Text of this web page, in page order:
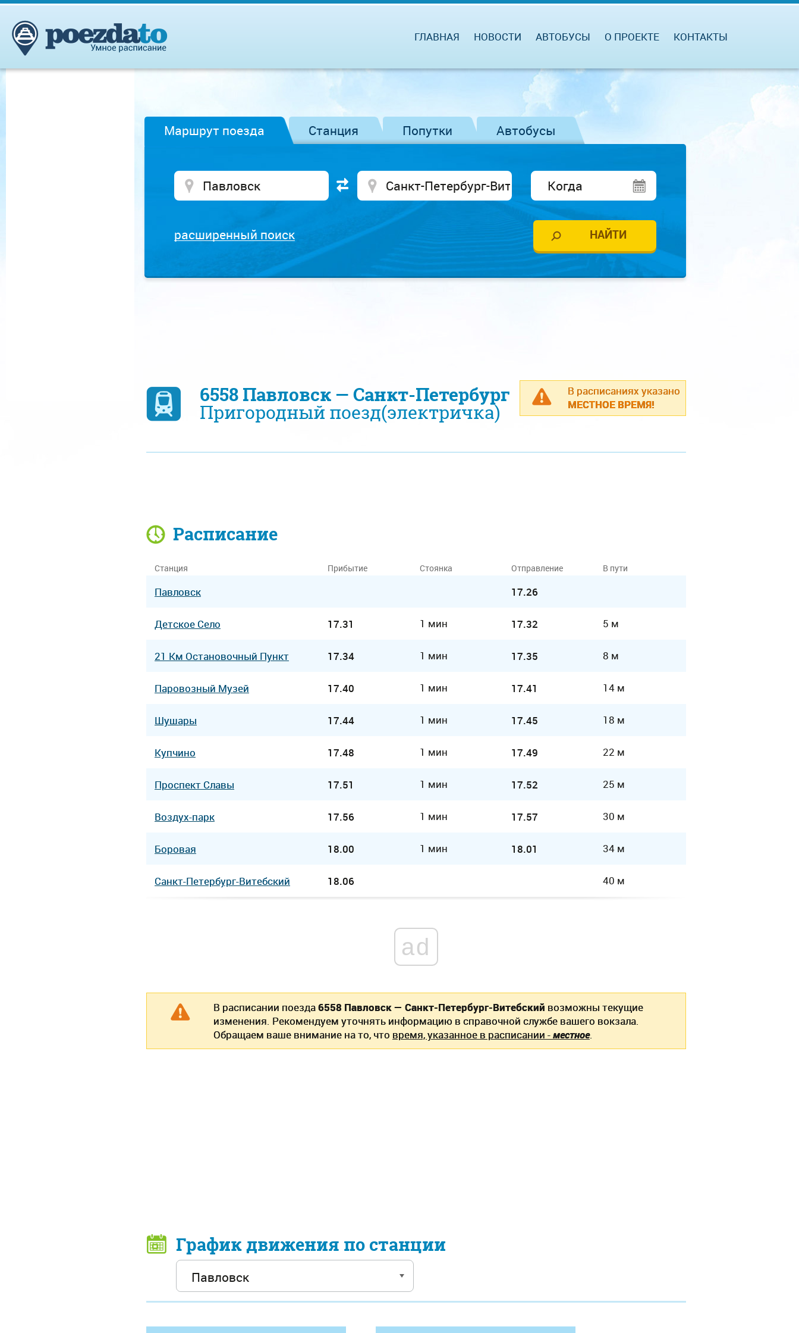
ГЛАВНАЯ НОВОСТИ АВТОБУСЫ О ПРОЕКТЕ КОНТАКТЫ
Маршрут поезда Станция Попутки Автобусы
расширенный поиск
В расписаниях указано
МЕСТНОЕ ВРЕМЯ!
6558 Павловск — Санкт-Петербург
Пригородный поезд(электричка)
Расписание
Станция Прибытие Стоянка Отправление В пути
Павловск 17.26
Детское Село 17.31 1 мин 17.32 5 м
21 Км Остановочный Пункт 17.34 1 мин 17.35 8 м
Паровозный Музей 17.40 1 мин 17.41 14 м
Шушары 17.44 1 мин 17.45 18 м
Купчино 17.48 1 мин 17.49 22 м
Проспект Славы 17.51 1 мин 17.52 25 м
Воздух-парк 17.56 1 мин 17.57 30 м
Боровая 18.00 1 мин 18.01 34 м
Санкт-Петербург-Витебский 18.06 40 м
ad
В расписании поезда6558 Павловск — Санкт-Петербург-Витебский возможны текущие
изменения. Рекомендуем уточнять информацию в справочной службе вашего вокзала.
Обращаем ваше внимание на то, что время, указанное в расписании -местное.
График движения по станции